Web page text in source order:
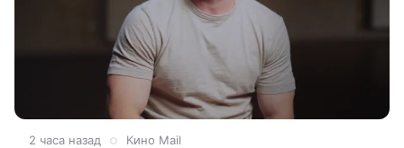
2 часа назад Кино Mail